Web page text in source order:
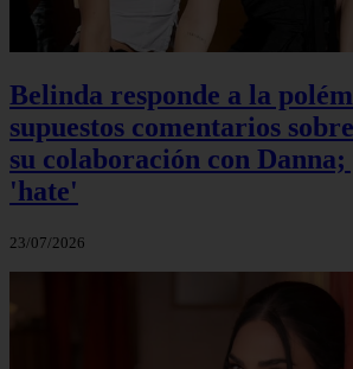
Belinda responde a la
supuestos comentarios
su colaboración con
'hate'
23/07/2026